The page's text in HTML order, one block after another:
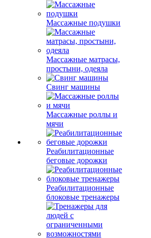
Массажные подушки
Массажные матрасы,
простыни, одеяла
Свинг машины
Массажные роллы и
мячи
Реабилитационные
беговые дорожки
Реабилитационные
блоковые тренажеры